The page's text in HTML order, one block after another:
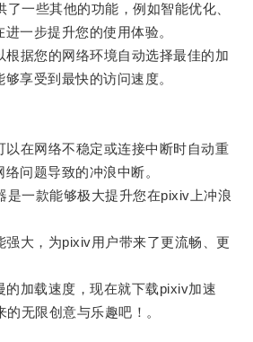
些其他的功能，例如智能优化、
一步提升您的使用体验。
据您的网络环境自动选择最佳的加
享受到最快的访问速度。
在网络不稳定或连接中断时自动重
问题导致的冲浪中断。
一款能够极大提升您在pixiv上冲浪
大，为pixiv用户带来了更流畅、更
加载速度，现在就下载pixiv加速
无限创意与乐趣吧！。